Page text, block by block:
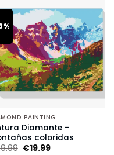
PAINTING
Diamante –
coloridas
€19.99